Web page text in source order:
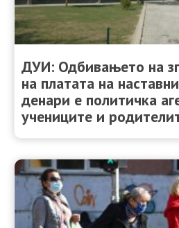
ДУИ: Одбивањето на
на платата на
денари е политичка
учениците и